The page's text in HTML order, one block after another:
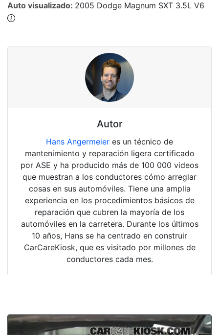
Auto visualizado: 2005 Dodge Magnum SXT 3.5L V6
Autor
Hans Angermeier es un técnico de
mantenimiento y reparación ligera certificado
por ASE y ha producido más de 100 000 videos
que muestran a los conductores cómo arreglar
cosas en sus automóviles. Tiene una amplia
experiencia en los procedimientos básicos de
reparación que cubren la mayoría de los
automóviles en la carretera. Durante los últimos
10 años, Hans se ha centrado en construir
CarCareKiosk, que es visitado por millones de
conductores cada mes.